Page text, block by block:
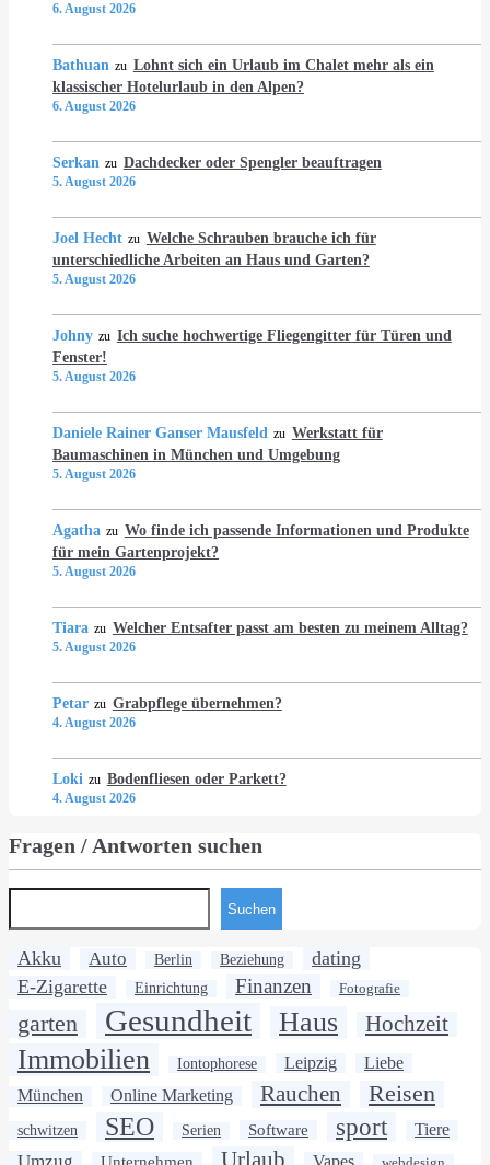
6. August 2026
Bathuan zu Lohnt sich ein Urlaub im Chalet mehr als ein
klassischer Hotelurlaub in den Alpen?
6. August 2026
Serkan zu Dachdecker oder Spengler beauftragen
5. August 2026
Joel Hecht zu Welche Schrauben brauche ich für
unterschiedliche Arbeiten an Haus und Garten?
5. August 2026
Johny zu Ich suche hochwertige Fliegengitter für Türen und
Fenster!
5. August 2026
Daniele Rainer Ganser Mausfeld zu Werkstatt für
Baumaschinen in München und Umgebung
5. August 2026
Agatha zu Wo finde ich passende Informationen und Produkte
für mein Gartenprojekt?
5. August 2026
Tiara zu Welcher Entsafter passt am besten zu meinem Alltag?
5. August 2026
Petar zu Grabpflege übernehmen?
4. August 2026
Loki zu Bodenfliesen oder Parkett?
4. August 2026
Fragen / Antworten suchen
Suchen
Akku Auto Berlin Beziehung
dating
E-Zigarette
Einrichtung Finanzen Fotografie
garten Gesundheit Haus Hochzeit
Immobilien Iontophorese Leipzig Liebe
München Online Marketing Rauchen Reisen
schwitzen SEO Serien Software sport Tiere